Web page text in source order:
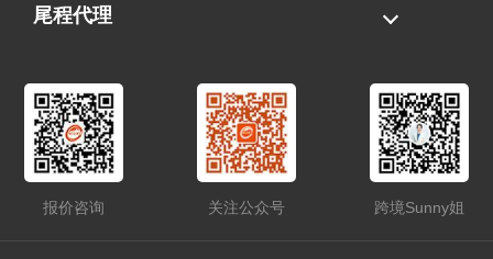
一件代发
FBA中转
贴标换标
拆柜/存储
尾程代理
报价咨询 关注公众号 跨境Sunny姐